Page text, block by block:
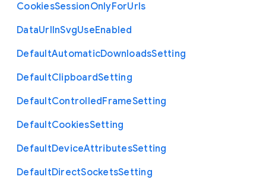
CookiesSessionOnlyForUrls
DataUrlInSvgUseEnabled
DefaultAutomaticDownloadsSetting
DefaultClipboardSetting
DefaultControlledFrameSetting
DefaultCookiesSetting
DefaultDeviceAttributesSetting
DefaultDirectSocketsSetting